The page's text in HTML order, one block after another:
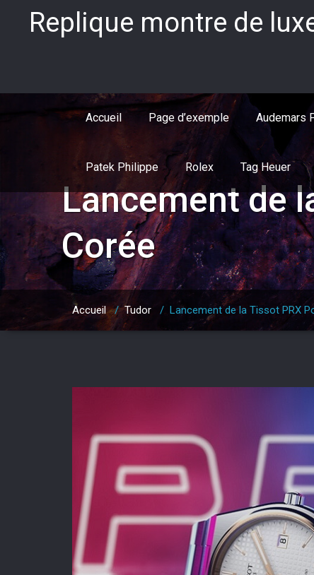
contentReplique montre de
Accueil Page d’exemple Audemars
Patek Philippe Rolex Tag Heuer
Lancement de
Corée
Accueil/Tudor / Lancement de la Tissot PRX